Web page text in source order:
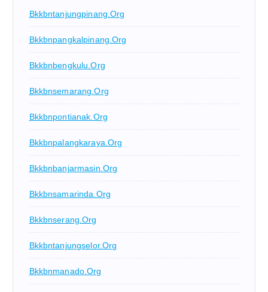
Bkkbntanjungpinang.org
Bkkbnpangkalpinang.org
Bkkbnbengkulu.org
Bkkbnsemarang.org
Bkkbnpontianak.org
Bkkbnpalangkaraya.org
Bkkbnbanjarmasin.org
Bkkbnsamarinda.org
Bkkbnserang.org
Bkkbntanjungselor.org
Bkkbnmanado.org